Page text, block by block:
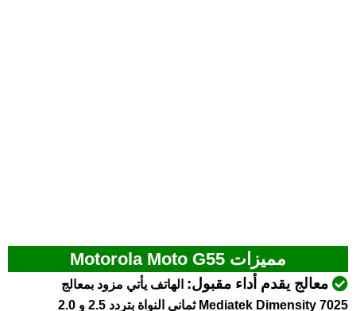
مميزات Motorola Moto G55
معالج يقدم أداء مقبول: الهاتف يأتي مزود بمعالج
Mediatek Dimensity 7025 ثماني النواة بتردد 2.5 و 2.0